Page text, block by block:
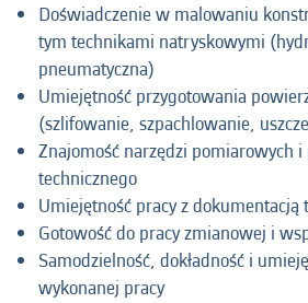
Doświadczenie w malowaniu
tym technikami natryskowymi
pneumatyczna)
Umiejętność przygotowania
(szlifowanie, szpachlowanie,
Znajomość narzędzi pomiarowych
technicznego
Umiejętność pracy z dokumentacją
Gotowość do pracy zmianowej i
Samodzielność, dokładność i
wykonanej pracy